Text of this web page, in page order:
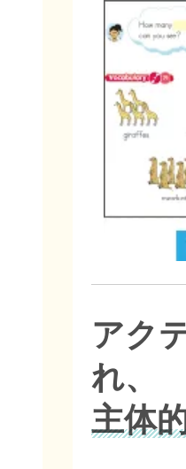
アク
れ、
主体